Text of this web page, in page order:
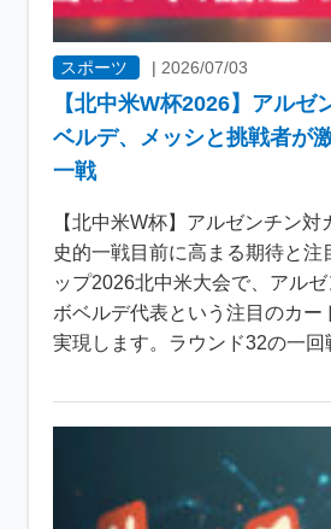
スポーツ | 2026/07/03
【北中米W杯2026】アルゼ
ベルデ、メッシと挑戦者が
一戦
【北中米W杯】アルゼンチン
史的一戦目前に高まる期待と注
ップ2026北中米大会で、アル
ボベルデ代表という注目のカー
実現します。ラウンド32の一